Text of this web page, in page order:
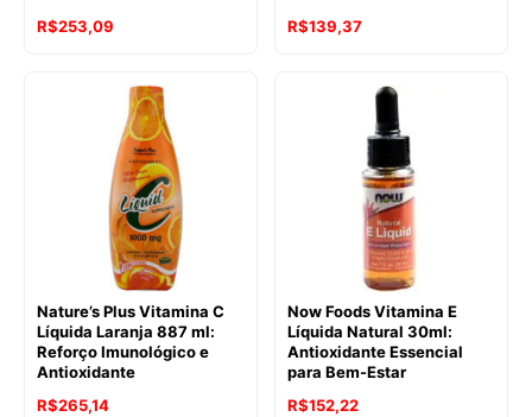
R$253,09
R$139,37
Nature’s Plus Vitamina C
Líquida Laranja 887 ml:
Reforço Imunológico e
Antioxidante
R$265,14
Now Foods Vitamina E
Líquida Natural 30ml:
Antioxidante Essencial
para Bem-Estar
R$152,22